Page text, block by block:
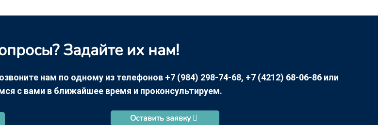
Задайте их нам!
нам по одному из телефонов +7 (984) 298-74-68, +7 (4212) 68-06-86 или
с вами в ближайшее время и проконсультируем.
Оставить заявку